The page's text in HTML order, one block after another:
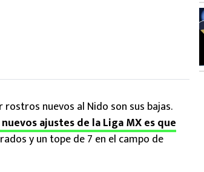
nuevos al Nido son sus bajas.
ajustes de la Liga MX es que
y un tope de 7 en el campo de